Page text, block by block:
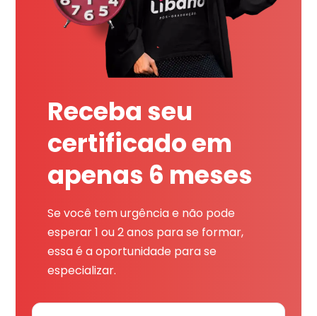
Receba seu
certificado em
apenas 6 meses
Se você tem urgência e não pode
esperar 1 ou 2 anos para se formar,
essa é a oportunidade para se
especializar.